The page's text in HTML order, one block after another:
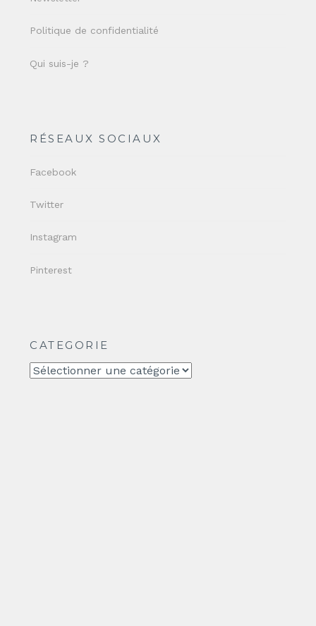
Politique de confidentialité
Qui suis-je ?
RÉSEAUX SOCIAUX
Facebook
Twitter
Instagram
Pinterest
CATEGORIE
CATEGORIE